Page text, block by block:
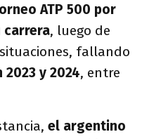
ATP 500 por
carrera, luego de
fallando
y 2024, entre
el argentino